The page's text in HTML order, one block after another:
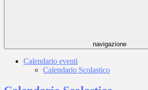
navigazione
Calendario eventi
Calendario Scolastico